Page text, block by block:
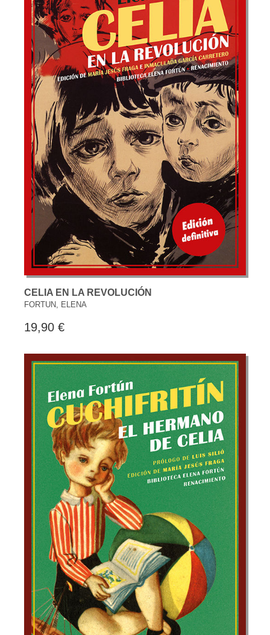
CELIA EN LA REVOLUCIÓN
FORTUN, ELENA
19,90 €